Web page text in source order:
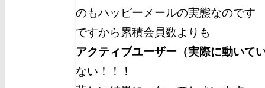
のもハッピーメールの実態なのです
ですから累積会員数よりも
アクティブユーザー（実際に動いて
ない！！！